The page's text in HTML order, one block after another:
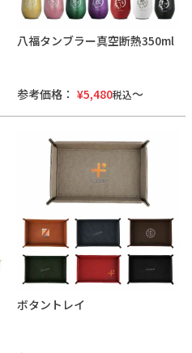
八福タンブラー真空断熱350ml
参考価格： ¥5,480税込
ボタントレイ